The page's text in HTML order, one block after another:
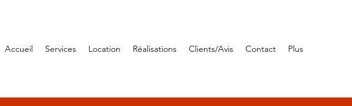
Accueil Services Location Réalisations Clients/Avis Contact Plus